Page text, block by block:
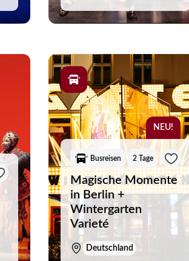
NEU!
Busreisen 2 Tage
Magische Momente
in Berlin +
Wintergarten
Varieté
Deutschland